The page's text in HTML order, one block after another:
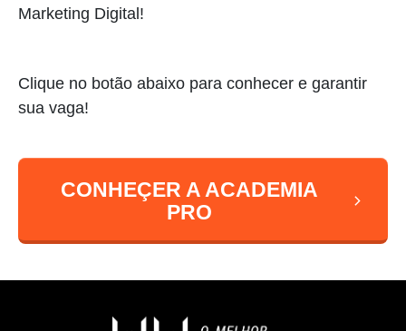
Marketing Digital!
Clique no botão abaixo para conhecer e garantir
sua vaga!
CONHEÇER A ACADEMIA
PRO